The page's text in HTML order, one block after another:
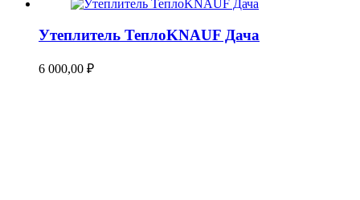
Утеплитель ТеплоKNAUF Дача
6 000,00 ₽